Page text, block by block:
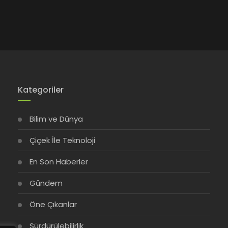
Kategoriler
Bilim ve Dünya
Çiçek İle Teknoloji
En Son Haberler
Gündem
Öne Çıkanlar
Sürdürülebilirlik